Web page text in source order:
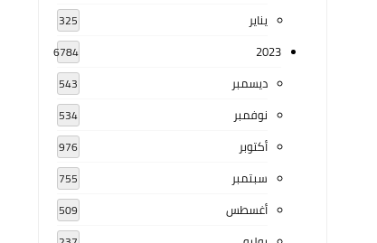
يناير 325
2023
6784
ديسمبر 543
نوفمبر 534
أكتوبر 976
سبتمبر 755
أغسطس 509